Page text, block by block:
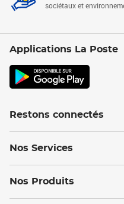
sociétaux et
Applications La Poste
Restons connectés
Nos Services
Nos Produits